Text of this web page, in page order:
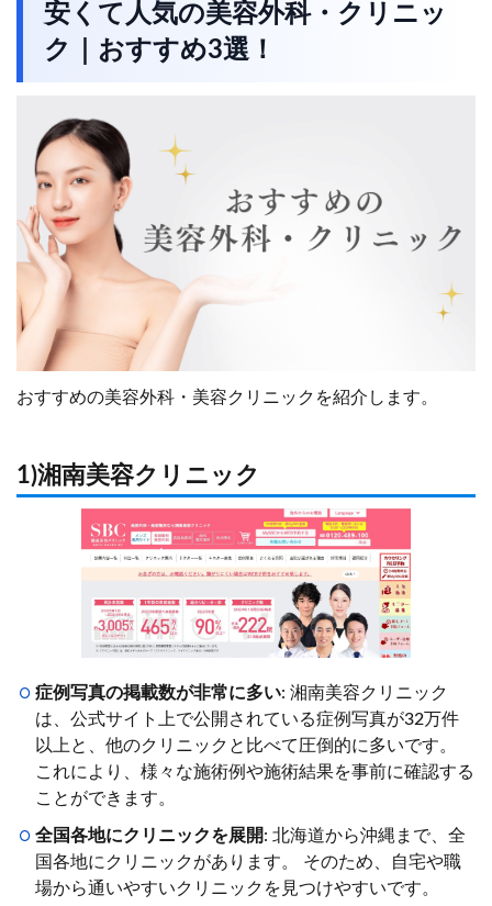
安くて人気の美容外科・クリニッ
ク｜おすすめ3選！
おすすめの美容外科・美容クリニックを紹介します。
1)湘南美容クリニック
症例写真の掲載数が非常に多い: 湘南美容クリニック
は、公式サイト上で公開されている症例写真が32万件
以上と、他のクリニックと比べて圧倒的に多いです。
これにより、様々な施術例や施術結果を事前に確認する
ことができます。
全国各地にクリニックを展開: 北海道から沖縄まで、全
国各地にクリニックがあります。 そのため、自宅や職
場から通いやすいクリニックを見つけやすいです。